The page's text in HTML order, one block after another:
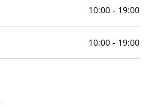
10:00- 19:00
10:00- 19:00